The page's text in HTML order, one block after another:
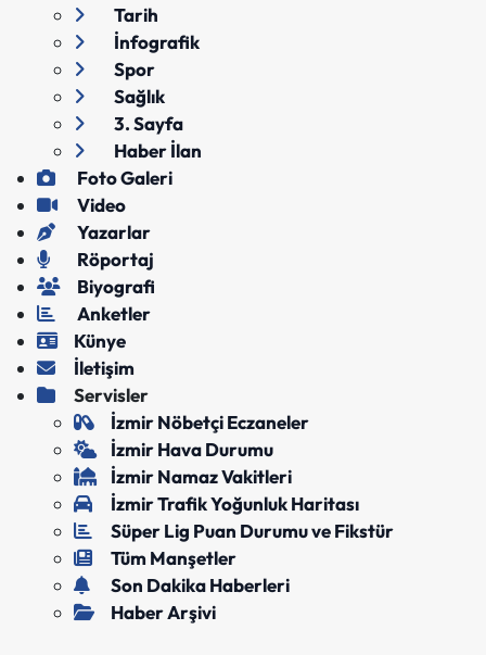
Tarih
İnfografik
Spor
Sağlık
3. Sayfa
Haber İlan
Foto Galeri
Video
Yazarlar
Röportaj
Biyografi
Anketler
Künye
İletişim
Servisler
İzmir Nöbetçi Eczaneler
İzmir Hava Durumu
İzmir Namaz Vakitleri
İzmir Trafik Yoğunluk Haritası
Süper Lig Puan Durumu ve Fikstür
Tüm Manşetler
Son Dakika Haberleri
Haber Arşivi